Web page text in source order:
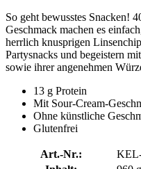
So geht bewusstes Snacken!
Geschmack machen es
herrlich knusprigen
Partysnacks und begeistern
sowie ihrer angenehmen
13 g Protein
Mit Sour-Cream-
Ohne künstliche
Glutenfrei
Art.-Nr.: